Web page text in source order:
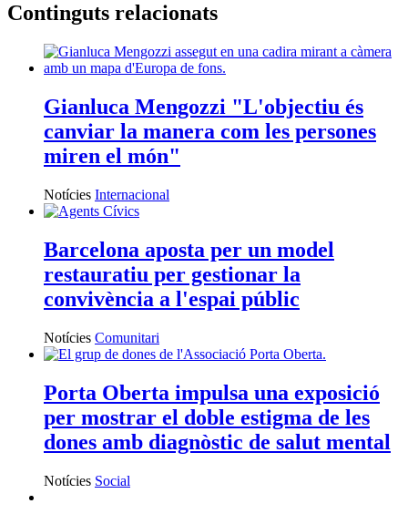
Continguts relacionats
Gianluca Mengozzi "L'objectiu és
canviar la manera com les persones
miren el món"
Notícies Internacional
Barcelona aposta per un model
restauratiu per gestionar la
convivència a l'espai públic
Notícies Comunitari
Porta Oberta impulsa una exposició
per mostrar el doble estigma de les
dones amb diagnòstic de salut mental
Notícies Social